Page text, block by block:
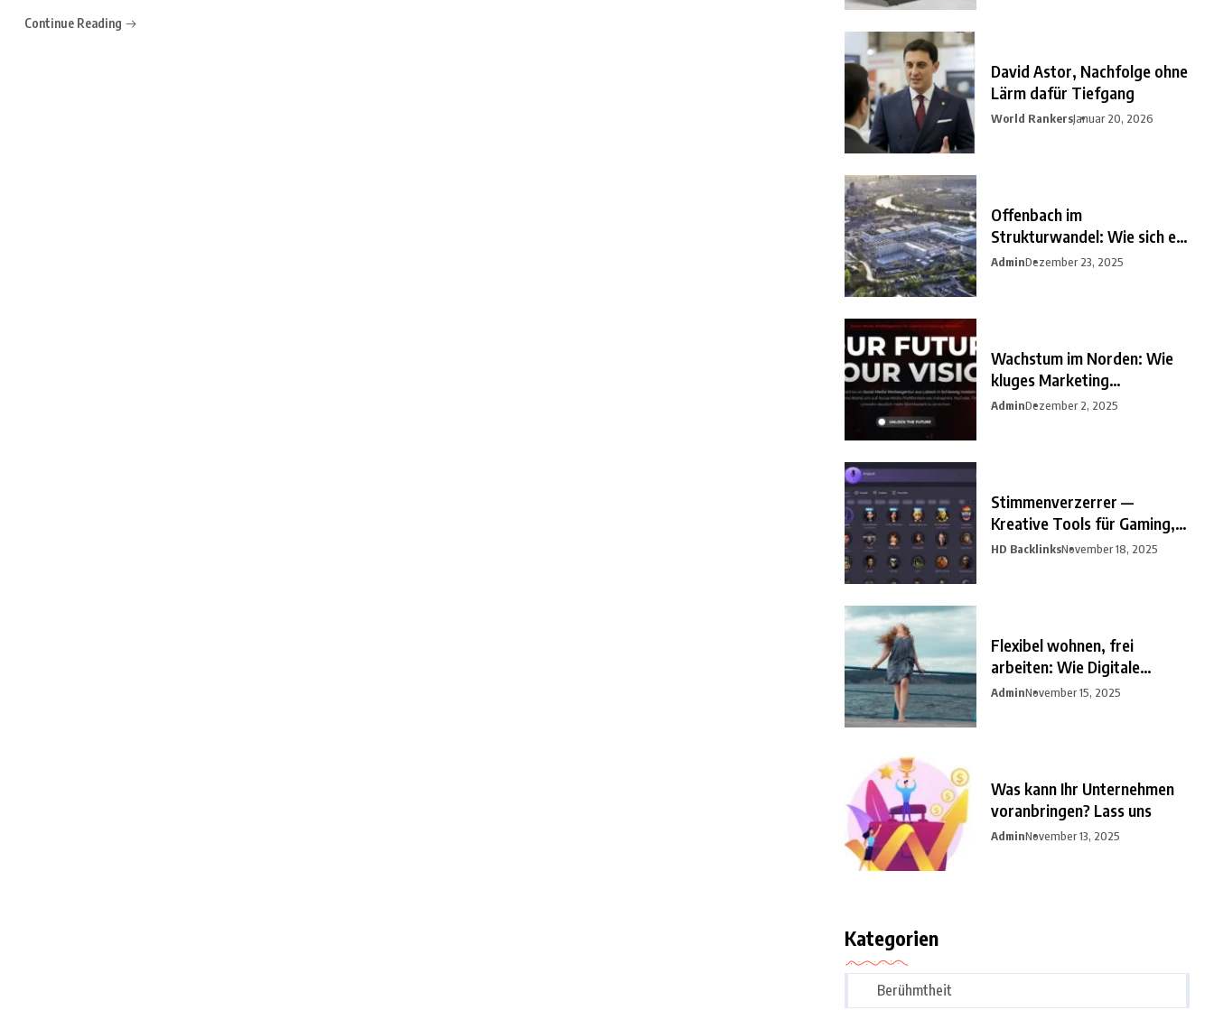
Continue Reading
David Astor, Nachfolge ohne
Lärm dafür Tiefgang
World RankersJanuar 20, 2026
Offenbach im
Strukturwandel: Wie sich ein
unterschätzter
AdminDezember 23, 2025
Wachstum im Norden: Wie
kluges Marketing
Unternehmen
AdminDezember 2, 2025
Stimmenverzerrer —
Kreative Tools für Gaming,
Streaming
HD BacklinksNovember 18, 2025
Flexibel wohnen, frei
arbeiten: Wie Digitale
Nomaden
AdminNovember 15, 2025
Was kann Ihr Unternehmen
voranbringen? Lass uns
AdminNovember 13, 2025
Kategorien
Berühmtheit